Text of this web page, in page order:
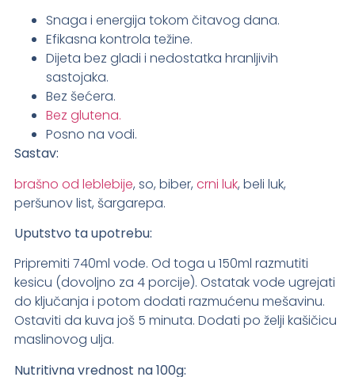
Snaga i energija tokom čitavog dana.
Efikasna kontrola težine.
Dijeta bez gladi i nedostatka hranljivih
sastojaka.
Bez šećera.
Bez glutena.
Posno na vodi.
Sastav:
brašno od leblebije, so, biber, crni luk, beli luk,
peršunov list, šargarepa.
Uputstvo ta upotrebu:
Pripremiti 740ml vode. Od toga u 150ml razmutiti
kesicu (dovoljno za 4 porcije). Ostatak vode ugrejati
do ključanja i potom dodati razmućenu mešavinu.
Ostaviti da kuva još 5 minuta. Dodati po želji kašičicu
maslinovog ulja.
Nutritivna vrednost na 100g: